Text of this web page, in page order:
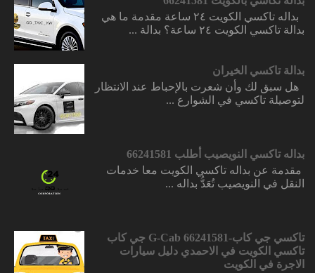
بداله تاكسي الكويت ٢٤ ساعة مقدمة ما هي
بدالة تاكسي الكويت ٢٤ ساعة؟ بدالة ...
بدالة تاكسي الخيران
هل سبق لك وأن شعرت بالإحباط عند الانتظار
لتوصيلة تاكسي في الشوارع ...
بداله تاكسي النويصيب أطلب 66241581
مقدمة عن بداله تاكسي الكويت معا خدمات
النقل في النويصيب تُعَدُّ بداله ...
تاكسي جي كاب-66241581 G-Cab جي كاب
تاكسي الكويت في الاحمدي دليل سيارات
الاجرة في الكويت